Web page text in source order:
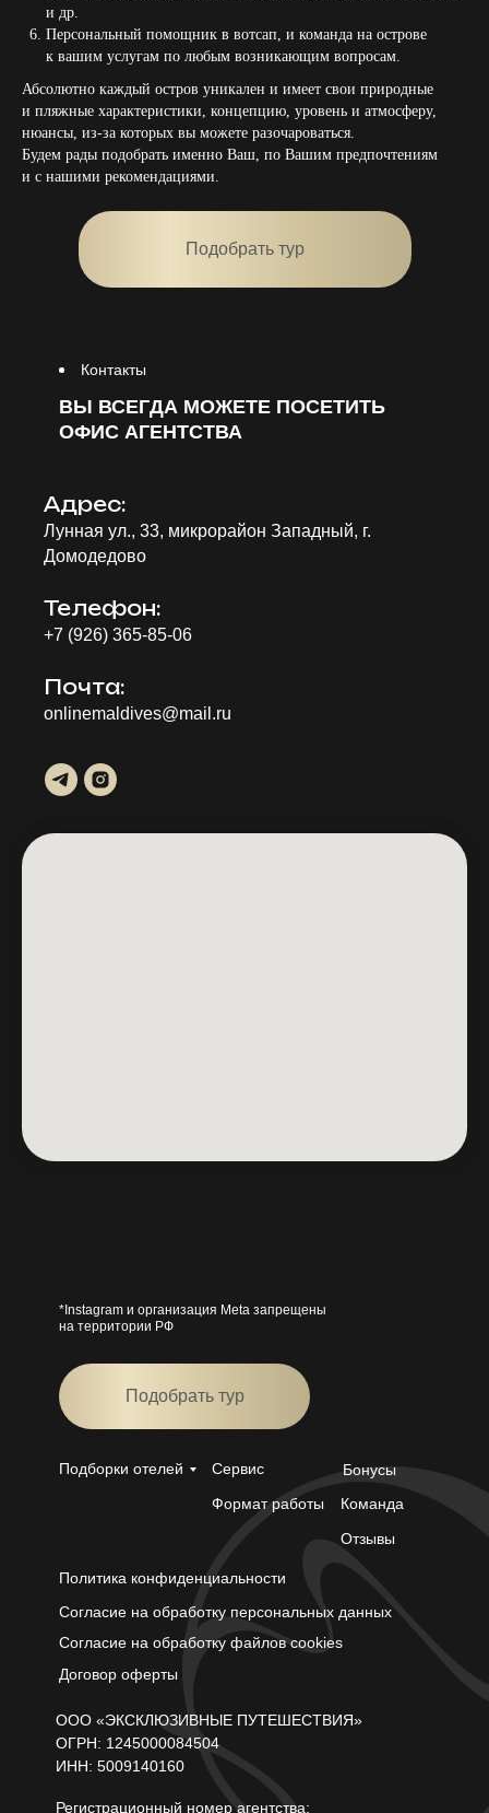
и др.
Персональный помощник в вотсап, и команда на острове
к вашим услугам по любым возникающим вопросам.
Абсолютно каждый остров уникален и имеет свои природные
и пляжные характеристики, концепцию, уровень и атмосферу,
нюансы, из-за которых вы можете разочароваться.
Будем рады подобрать именно Ваш, по Вашим предпочтениям
и с нашими рекомендациями.
Подобрать тур
Контакты
ВЫ ВСЕГДА МОЖЕТЕ ПОСЕТИТЬ
ОФИС АГЕНТСТВА
Адрес:
Лунная ул., 33, микрорайон Западный, г.
Домодедово
Телефон:
+7 (926) 365-85-06
Почта:
onlinemaldives@mail.ru
ООО «ЭКСКЛЮЗИВНЫЕ ПУТЕШЕСТВИЯ»
ОГРН: 1245000084504
ИНН: 5009140160
Подборки отелей
Сервис
Формат работы
Бонусы
Команда
Отзывы
Подобрать тур
Политика конфиденциальности
Согласие на обработку персональных данных
Согласие на обработку файлов cookies
Договор оферты
*Instagram и организация Meta запрещены
на территории РФ
Регистрационный номер агентства: